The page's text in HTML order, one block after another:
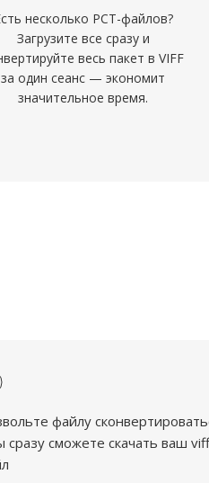
несколько PCT-файлов?
Загрузите все сразу и
весь пакет в VIFF
за один сеанс — экономит
значительное время.
файлу
сразу сможете скачать ваш